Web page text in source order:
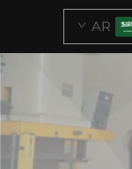
AR